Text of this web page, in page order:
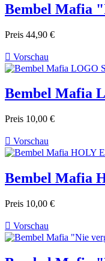
Bembel Mafia
Preis 44,90 €
 Vorschau
Bembel Mafia
Preis 10,00 €
 Vorschau
Bembel Mafia
Preis 10,00 €
 Vorschau